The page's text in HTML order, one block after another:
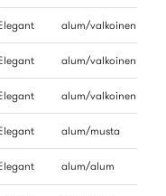
alum/valkoinen
alum/valkoinen
alum/valkoinen
alum/musta
alum/alum